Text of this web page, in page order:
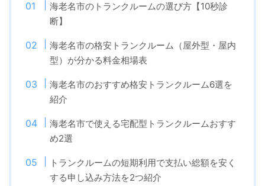
海老名市のトランクルームの選び方【10秒診
断】
海老名市の格安トランクルーム（屋外型・屋内
型）が分かる料金相場表
海老名市のおすすめ格安トランクルーム6選を
紹介
海老名市で使える宅配型トランクルームおすす
め2選
トランクルームの短期利用で支払い総額を安く
する申し込み方法を2つ紹介